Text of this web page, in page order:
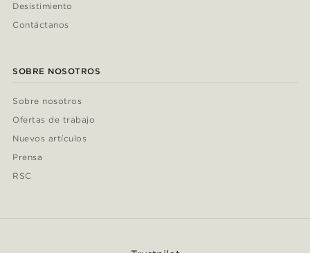
Desistimiento
Contáctanos
SOBRE NOSOTROS
Sobre nosotros
Ofertas de trabajo
Nuevos artículos
Prensa
RSC